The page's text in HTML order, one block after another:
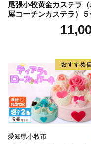
御不明な点や、電子
のご希望がございま
eiheiji@orebo.jp)まで
尾張小牧黄金カステラ
屋コーチンカステラ）５
名古屋コーチン カステラ
ラメ 常温 愛知県 小牧市
愛知県小牧市